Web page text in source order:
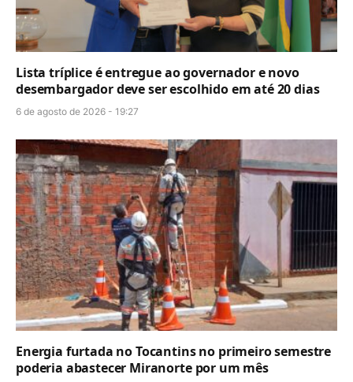
Lista tríplice é entregue ao governador e novo
desembargador deve ser escolhido em até 20 dias
6 de agosto de 2026 - 19:27
Energia furtada no Tocantins no primeiro semestre
poderia abastecer Miranorte por um mês